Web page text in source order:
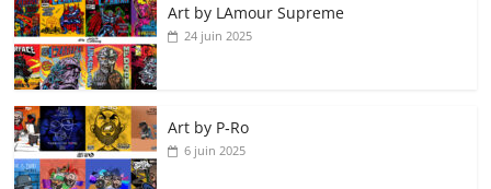
Art by LAmour Supreme
24 juin 2025
Art by P‑Ro
6 juin 2025